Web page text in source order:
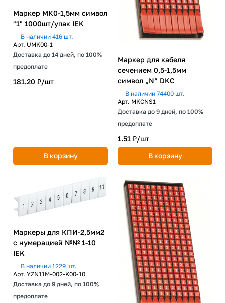
Маркер МК0-1,5мм символ
"1" 1000шт/упак IEK
В наличии 416 шт.
Арт. UMK00-1
Доставка до 14 дней, по 100%
предоплате
181.20 ₽/шт
В корзину
Маркер для кабеля
сечением 0,5-1,5мм
символ „N” DKC
В наличии 74400 шт.
Арт. MKCNS1
Доставка до 9 дней, по 100%
предоплате
1.51 ₽/шт
В корзину
Маркеры для КПИ-2,5мм2
с нумерацией №№ 1-10
IEK
В наличии 1229 шт.
Арт. YZN11M-002-K00-10
Доставка до 9 дней, по 100%
предоплате